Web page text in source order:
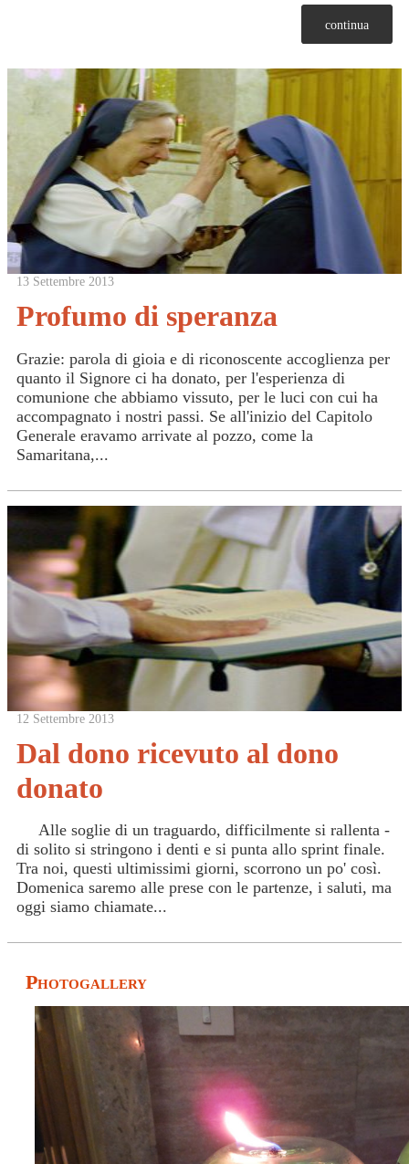
continua
13 Settembre 2013
Profumo di speranza
Grazie: parola di gioia e di riconoscente accoglienza per
quanto il Signore ci ha donato, per l'esperienza di
comunione che abbiamo vissuto, per le luci con cui ha
accompagnato i nostri passi. Se all'inizio del Capitolo
Generale eravamo arrivate al pozzo, come la
Samaritana,...
12 Settembre 2013
Dal dono ricevuto al dono
donato
Alle soglie di un traguardo, difficilmente si rallenta -
di solito si stringono i denti e si punta allo sprint finale.
Tra noi, questi ultimissimi giorni, scorrono un po' così.
Domenica saremo alle prese con le partenze, i saluti, ma
oggi siamo chiamate...
Photogallery